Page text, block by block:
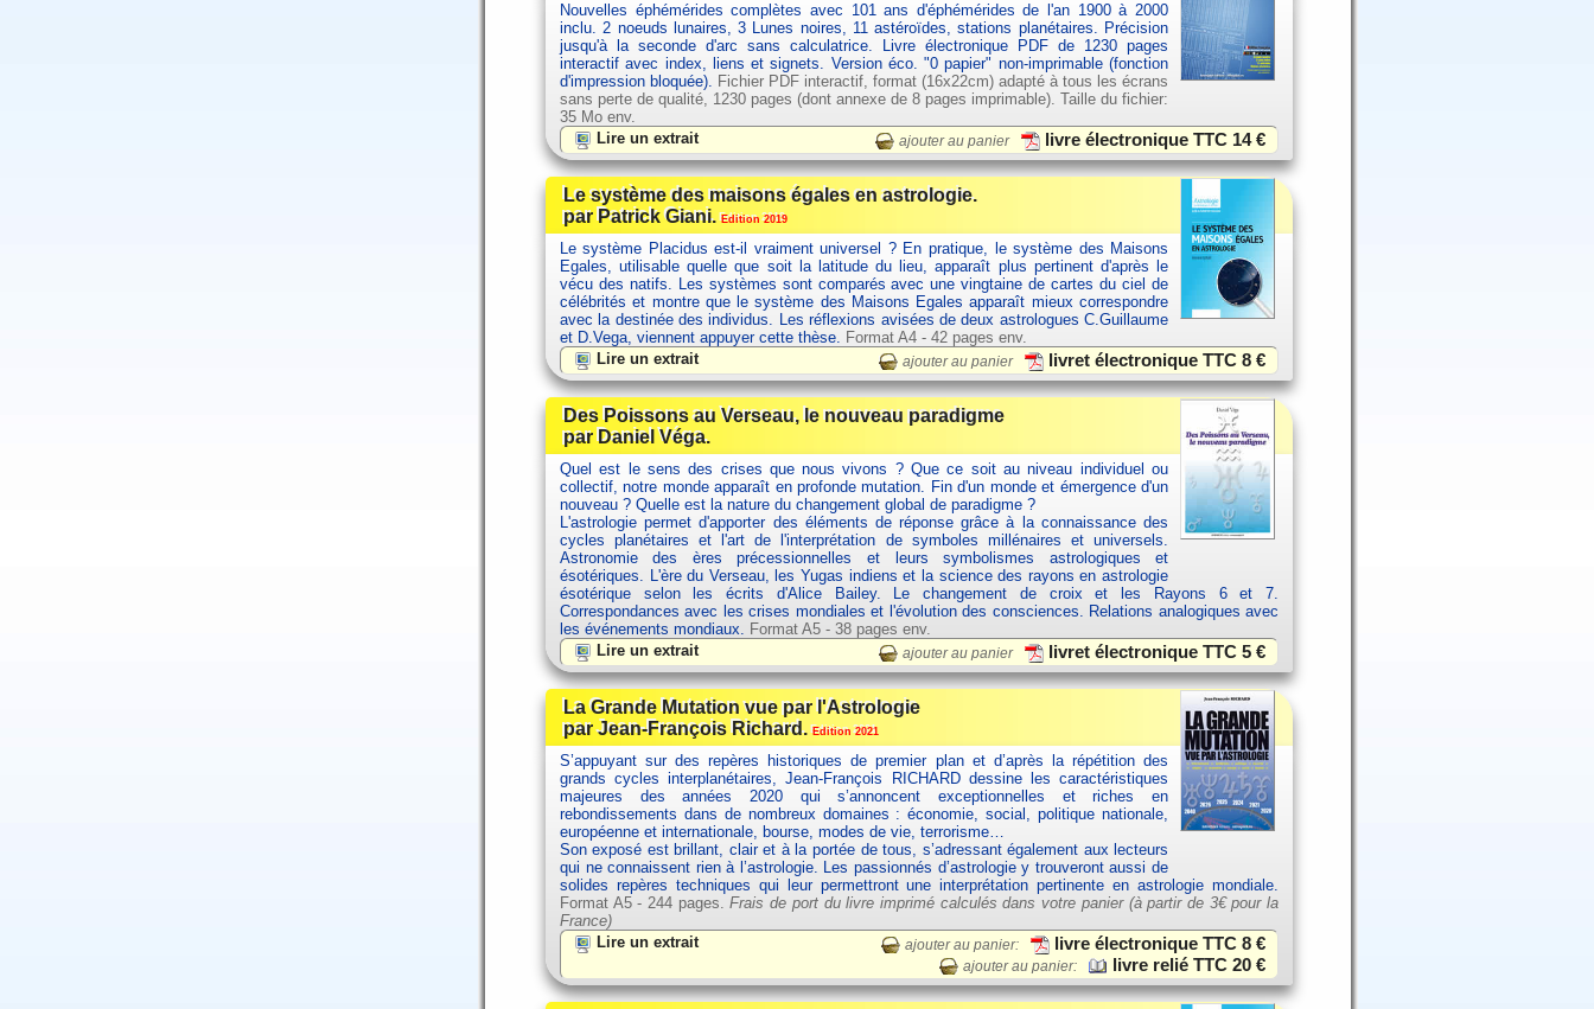
Nouvelles éphémérides complètes avec 101 ans d'éphémérides de l'an 1900 à 2000
inclu. 2 noeuds lunaires, 3 Lunes noires, 11 astéroïdes, stations planétaires. Précision
jusqu'à la seconde d'arc sans calculatrice. Livre électronique PDF de 1230 pages
interactif avec index, liens et signets. Version éco. "0 papier" non-imprimable (fonction
d'impression bloquée). Fichier PDF interactif, format (16x22cm) adapté à tous les écrans
sans perte de qualité, 1230 pages (dont annexe de 8 pages imprimable). Taille du fichier:
35 Mo env.
Lire un extrait
ajouter au panier livre électronique TTC 14 €
Le système des maisons égales en astrologie.
par Patrick Giani.Edition 2019
Le système Placidus est-il vraiment universel ? En pratique, le système des Maisons
Egales, utilisable quelle que soit la latitude du lieu, apparaît plus pertinent d'après le
vécu des natifs. Les systèmes sont comparés avec une vingtaine de cartes du ciel de
célébrités et montre que le système des Maisons Egales apparaît mieux correspondre
avec la destinée des individus. Les réflexions avisées de deux astrologues C.Guillaume
et D.Vega, viennent appuyer cette thèse. Format A4 - 42 pages env.
Lire un extrait
ajouter au panier livret électronique TTC8 €
Des Poissons au Verseau, le nouveau paradigme
par Daniel Véga.
Quel est le sens des crises que nous vivons ? Que ce soit au niveau individuel ou
collectif, notre monde apparaît en profonde mutation. Fin d'un monde et émergence d'un
nouveau ? Quelle est la nature du changement global de paradigme ?
L'astrologie permet d'apporter des éléments de réponse grâce à la connaissance des
cycles planétaires et l'art de l'interprétation de symboles millénaires et universels.
Astronomie des ères précessionnelles et leurs symbolismes astrologiques et
ésotériques. L'ère du Verseau, les Yugas indiens et la science des rayons en astrologie
ésotérique selon les écrits d'Alice Bailey. Le changement de croix et les Rayons 6 et 7.
Correspondances avec les crises mondiales et l'évolution des consciences. Relations analogiques avec
les événements mondiaux. Format A5 - 38 pages env.
Lire un extrait
ajouter au panier livret électronique TTC5 €
La Grande Mutation vue par l'Astrologie
par Jean-François Richard.Edition 2021
S’appuyant sur des repères historiques de premier plan et d’après la répétition des
grands cycles interplanétaires, Jean-François RICHARD dessine les caractéristiques
majeures des années 2020 qui s’annoncent exceptionnelles et riches en
rebondissements dans de nombreux domaines : économie, social, politique nationale,
européenne et internationale, bourse, modes de vie, terrorisme…
Son exposé est brillant, clair et à la portée de tous, s’adressant également aux lecteurs
qui ne connaissent rien à l’astrologie. Les passionnés d’astrologie y trouveront aussi de
solides repères techniques qui leur permettront une interprétation pertinente en astrologie mondiale.
Format A5 - 244 pages.Frais de port du livre imprimé calculés dans votre panier (à partir de 3€ pour la
France)
Lire un extrait
ajouter au panier: livre électronique TTC8 €
ajouter au panier: livre relié TTC20 €